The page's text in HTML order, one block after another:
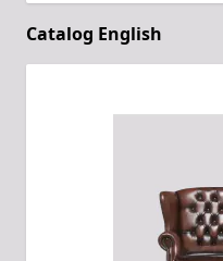
Catalog English